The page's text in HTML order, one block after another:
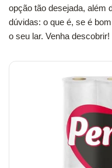
opção tão desejada, além
dúvidas: o que é, se é
o seu lar. Venha descobrir!